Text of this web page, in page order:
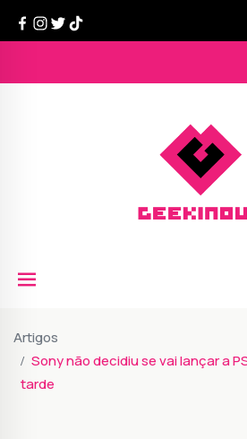
Artigos
Sony não decidiu se vai lançar a
tarde